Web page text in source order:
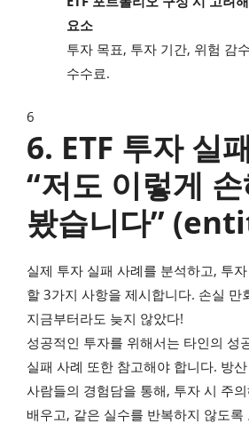
요소
투자 목표, 투자 기간, 위험 감
수수료.
6
6. ETF 투자 실
“저도 이렇게
봤습니다”
실제 투자 실패 사례를 분석하고, 투
할 3가지 사항을 제시합니다. 손실 만
지금부터라도 늦지 않았다!
성공적인 투자를 위해서는 타인의 성
실패 사례 또한 참고해야 합니다. 방
사람들의 경험담을 통해, 투자 시 주
배우고, 같은 실수를 반복하지 않도록